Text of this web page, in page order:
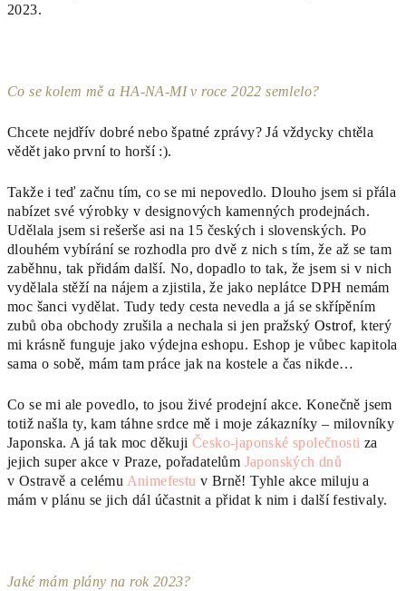
2023.
Co se kolem mě a HA-NA-MI v roce 2022 semlelo?
Chcete nejdřív dobré nebo špatné zprávy? Já vždycky chtěla
vědět jako první to horší :).
Takže i teď začnu tím, co se mi nepovedlo. Dlouho jsem si přála
nabízet své výrobky v designových kamenných prodejnách.
Udělala jsem si rešerše asi na 15 českých i slovenských. Po
dlouhém vybírání se rozhodla pro dvě z nich s tím, že až se tam
zaběhnu, tak přidám další. No, dopadlo to tak, že jsem si v nich
vydělala stěží na nájem a zjistila, že jako neplátce DPH nemám
moc šanci vydělat. Tudy tedy cesta nevedla a já se skřípěním
zubů oba obchody zrušila a nechala si jen pražský Ostrof, který
mi krásně funguje jako výdejna eshopu. Eshop je vůbec kapitola
sama o sobě, mám tam práce jak na kostele a čas nikde…
Co se mi ale povedlo, to jsou živé prodejní akce. Konečně jsem
totiž našla ty, kam táhne srdce mě i moje zákazníky – milovníky
Japonska. A já tak moc děkuji Česko-japonské společnosti za
jejich super akce v Praze, pořadatelům Japonských dnů
v Ostravě a celému Animefestu v Brně! Tyhle akce miluju a
mám v plánu se jich dál účastnit a přidat k nim i další festivaly.
Jaké mám plány na rok 2023?